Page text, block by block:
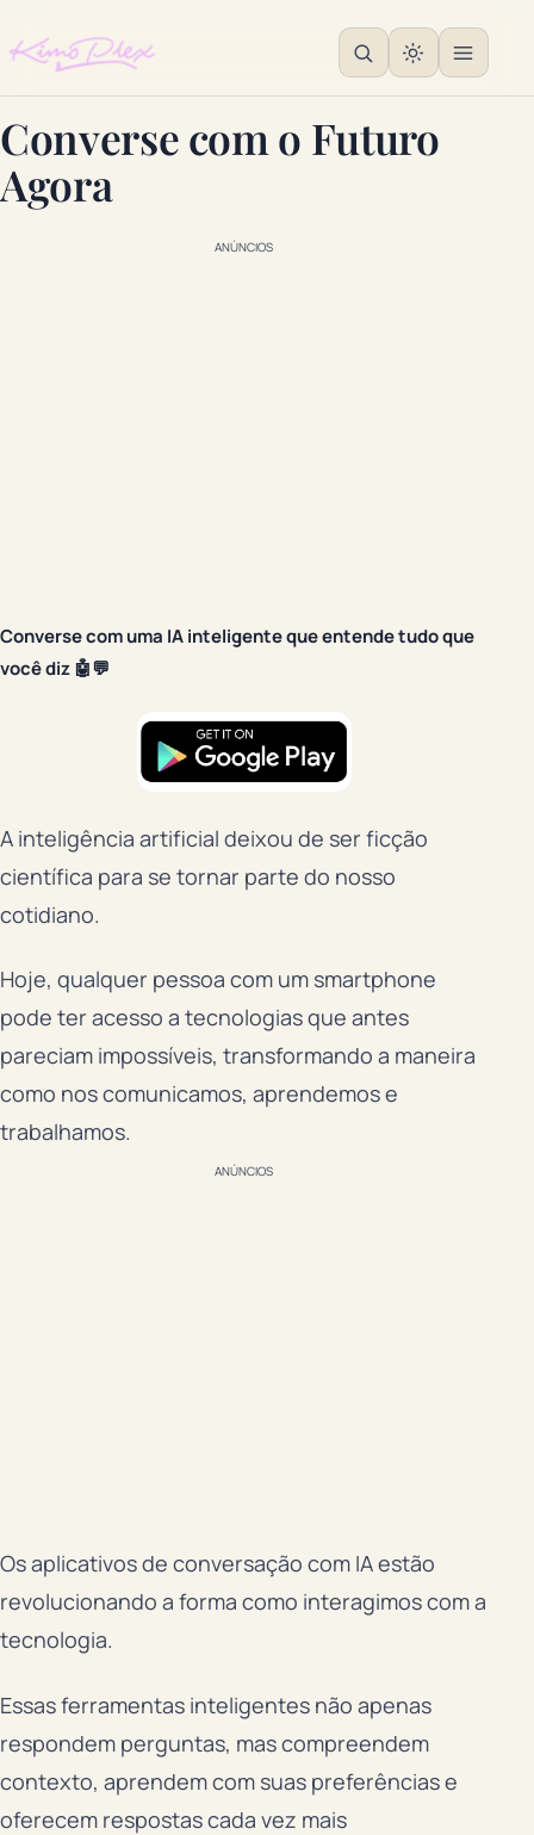
Converse com o Futuro
Agora
ANÚNCIOS
Converse com uma IA inteligente que entende tudo que
você diz 🤖💬
A inteligência artificial deixou de ser ficção
científica para se tornar parte do nosso
cotidiano.
Hoje, qualquer pessoa com um smartphone
pode ter acesso a tecnologias que antes
pareciam impossíveis, transformando a maneira
como nos comunicamos, aprendemos e
trabalhamos.
ANÚNCIOS
Os aplicativos de conversação com IA estão
revolucionando a forma como interagimos com a
tecnologia.
Essas ferramentas inteligentes não apenas
respondem perguntas, mas compreendem
contexto, aprendem com suas preferências e
oferecem respostas cada vez mais